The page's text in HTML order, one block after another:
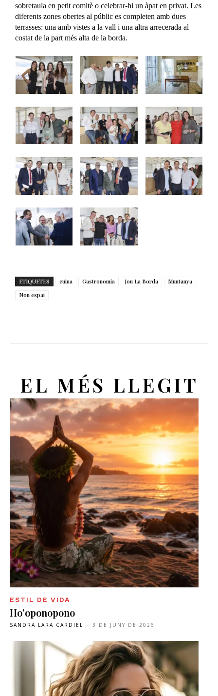
sobretaula en petit comitè o celebrar-hi un àpat en privat. Les
diferents zones obertes al públic es completen amb dues
terrasses: una amb vistes a la vall i una altra arrecerada al
costat de la part més alta de la borda.
ETIQUETES cuina Gastronomia Jou La Borda
Muntanya
Nou espai
EL MÉS LLEGIT
ESTIL DE VIDA
Ho’oponopono
SANDRA LARA CARDIEL - 3 DE JUNY DE 2026